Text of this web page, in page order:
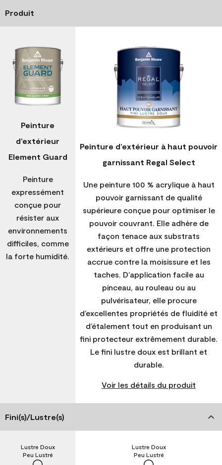
Produit
Peinture
d’extérieur
Element Guard
Peinture
expressément
conçue pour
résister aux
environnements
difficiles, comme
la forte humidité.
Peinture d’extérieur à haut pouvoir
garnissant Regal Select
Une peinture 100 % acrylique à haut
pouvoir garnissant de qualité
supérieure conçue pour optimiser le
pouvoir couvrant. Elle adhère de
façon tenace aux substrats
extérieurs et offre une protection
accrue contre la moisissure et les
taches. D’application facile au
pinceau, au rouleau ou au
pulvérisateur, elle procure
d’excellentes propriétés de fluidité et
d’étalement tout en produisant un
fini protecteur extrêmement durable.
Le fini lustre doux est brillant et
durable.
Voir les détails du produit
Fini(s)/Lustre(s)
Peu Lustré
Lustre Doux
Peu Lustré
Lustre Doux